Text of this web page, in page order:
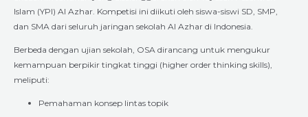
Islam (YPI) Al Azhar. Kompetisi ini diikuti oleh siswa-siswi SD, SMP,
dan SMA dari seluruh jaringan sekolah Al Azhar di Indonesia.
Berbeda dengan ujian sekolah, OSA dirancang untuk mengukur
kemampuan berpikir tingkat tinggi (higher order thinking skills),
meliputi:
Pemahaman konsep lintas topik